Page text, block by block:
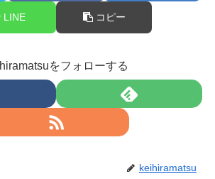
LINE コピー
をフォローする
keihiramatsu